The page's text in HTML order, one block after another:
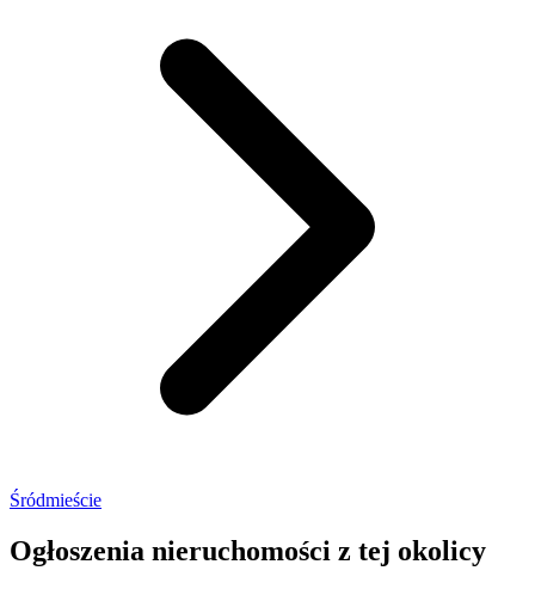
Śródmieście
Ogłoszenia nieruchomości z tej okolicy